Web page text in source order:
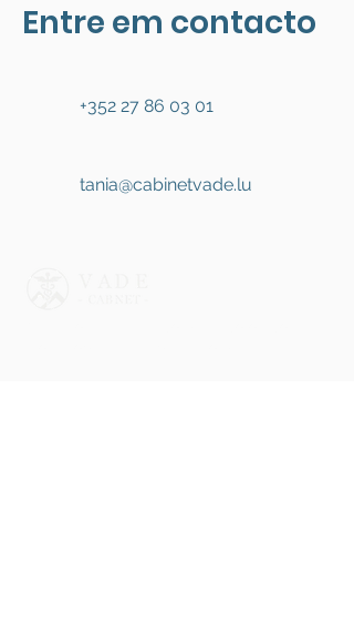
Entre em contacto
+352 27 86 03 01
tania@cabinetvade.lu